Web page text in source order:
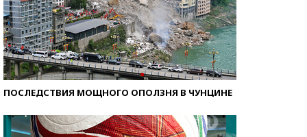
ПОСЛЕДСТВИЯ МОЩНОГО ОПОЛЗНЯ В ЧУНЦИНЕ